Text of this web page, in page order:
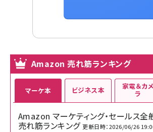
Amazon 売れ筋ランキング
マーケ本
Amazon マーケティング・セールス
売れ筋ランキング 更新日時：2026/06/26
ビジネス本 家電＆カメ
ラ